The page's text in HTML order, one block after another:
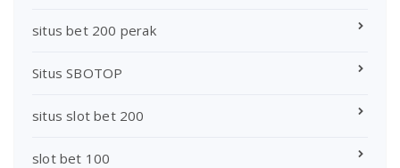
situs bet 200 perak
Situs SBOTOP
situs slot bet 200
slot bet 100